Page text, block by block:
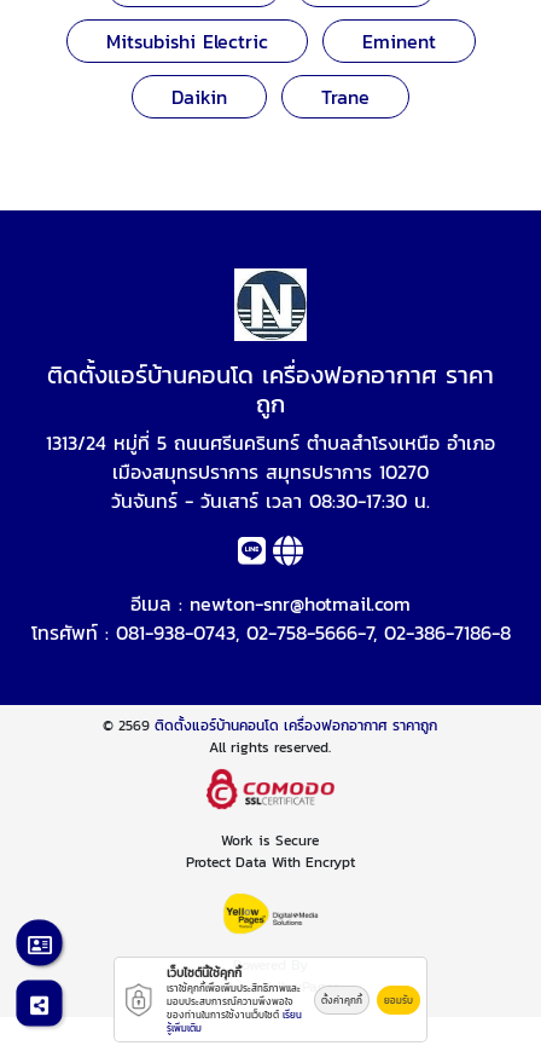
Mitsubishi Electric
Eminent
Daikin
Trane
ติดตั้งแอร์บ้านคอนโด เครื่องฟอกอากาศ ราคา
ถูก
1313/24 หมู่ที่ 5 ถนนศรีนครินทร์ ตำบลสำโรงเหนือ อำเภอ
เมืองสมุทรปราการ สมุทรปราการ 10270
วันจันทร์ - วันเสาร์ เวลา 08:30-17:30 น.
อีเมล : newton-snr@hotmail.com
โทรศัพท์ : 081-938-0743, 02-758-5666-7, 02-386-7186-8
© 2569ติดตั้งแอร์บ้านคอนโด เครื่องฟอกอากาศ ราคาถูก
All rights reserved.
Work is Secure
Protect Data With Encrypt
Powered By
Thailand YellowPages
เว็บไซต์นี้ใช้คุกกี้
เราใช้คุกกี้เพื่อเพิ่มประสิทธิภาพและ
มอบประสบการณ์ความพึงพอใจ
ของท่านในการใช้งานเว็บไซต์ เรียน
รู้เพิ่มเติม
ตั้งค่าคุกกี้ ยอมรับ